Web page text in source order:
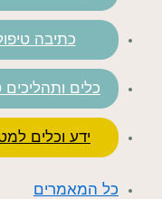
כתיבה
כלים ותהליכים
ידע וכלים
כל המאמרים